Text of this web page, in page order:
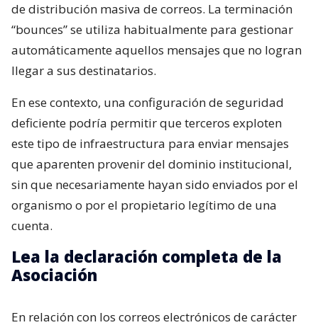
de distribución masiva de correos. La terminación
“bounces” se utiliza habitualmente para gestionar
automáticamente aquellos mensajes que no logran
llegar a sus destinatarios.
En ese contexto, una configuración de seguridad
deficiente podría permitir que terceros exploten
este tipo de infraestructura para enviar mensajes
que aparenten provenir del dominio institucional,
sin que necesariamente hayan sido enviados por el
organismo o por el propietario legítimo de una
cuenta.
Lea la declaración completa de la
Asociación
En relación con los correos electrónicos de carácter